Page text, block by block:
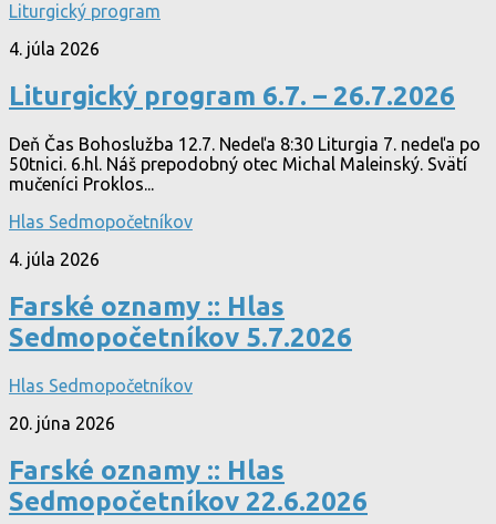
Liturgický program
4. júla 2026
Liturgický program 6.7. – 26.7.2026
Deň Čas Bohoslužba 12.7. Nedeľa 8:30 Liturgia 7. nedeľa po
50tnici. 6.hl. Náš prepodobný otec Michal Maleinský. Svätí
mučeníci Proklos...
Hlas Sedmopočetníkov
4. júla 2026
Farské oznamy :: Hlas
Sedmopočetníkov 5.7.2026
Hlas Sedmopočetníkov
20. júna 2026
Farské oznamy :: Hlas
Sedmopočetníkov 22.6.2026